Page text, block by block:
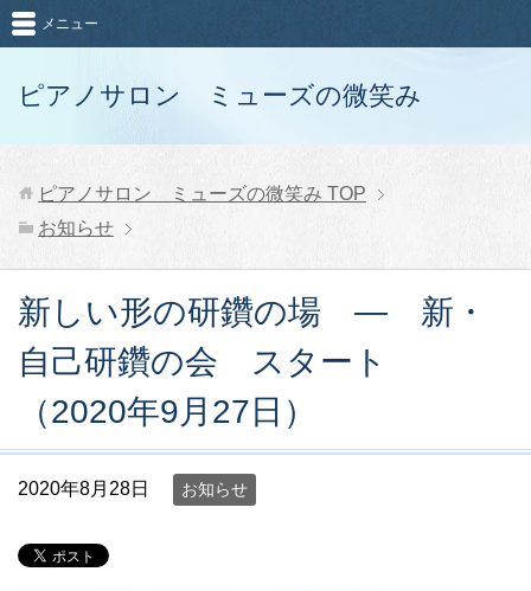
ピアノサロン ミューズの微笑み
メニュー
ピアノサロン ミューズの微笑み TOP
お知らせ
新しい形の研鑽の場 ― 新・
自己研鑽の会 スタート
（2020年9月27日）
2020年8月28日 お知らせ